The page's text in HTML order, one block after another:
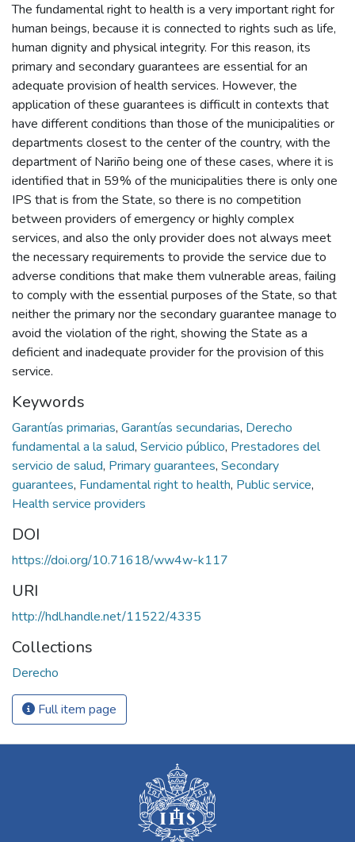
The fundamental right to health is a very important right for
human beings, because it is connected to rights such as life,
human dignity and physical integrity. For this reason, its
primary and secondary guarantees are essential for an
adequate provision of health services. However, the
application of these guarantees is difficult in contexts that
have different conditions than those of the municipalities or
departments closest to the center of the country, with the
department of Nariño being one of these cases, where it is
identified that in 59% of the municipalities there is only one
IPS that is from the State, so there is no competition
between providers of emergency or highly complex
services, and also the only provider does not always meet
the necessary requirements to provide the service due to
adverse conditions that make them vulnerable areas, failing
to comply with the essential purposes of the State, so that
neither the primary nor the secondary guarantee manage to
avoid the violation of the right, showing the State as a
deficient and inadequate provider for the provision of this
service.
Keywords
Garantías primarias, Garantías secundarias, Derecho
fundamental a la salud, Servicio público, Prestadores del
servicio de salud, Primary guarantees, Secondary
guarantees, Fundamental right to health, Public service,
Health service providers
DOI
https://doi.org/10.71618/ww4w-k117
URI
http://hdl.handle.net/11522/4335
Collections
Derecho
Full item page